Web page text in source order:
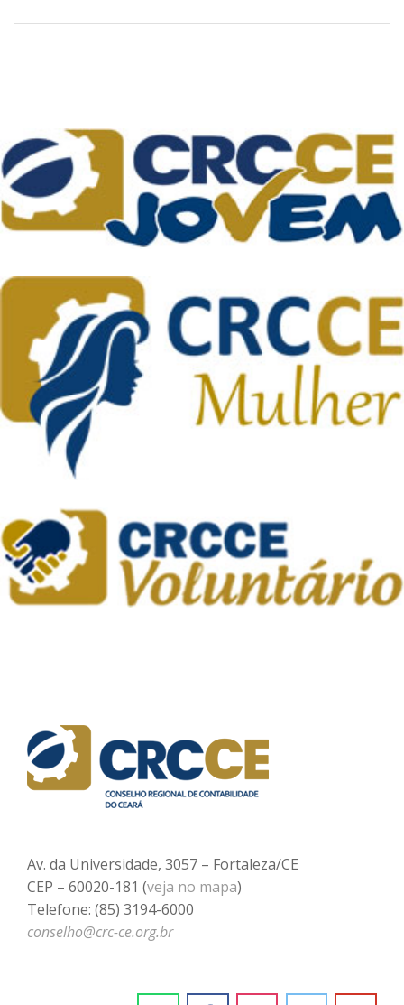
Av. da Universidade, 3057 – Fortaleza/CE
CEP – 60020-181 (veja no mapa)
Telefone: (85) 3194-6000
conselho@crc-ce.org.br